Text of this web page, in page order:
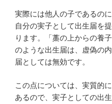
実際には他人の子であるの
自分の実子として出生届を
ります。「藁の上からの養
のような出生届は、虚偽の
届としては無効です。
この点については、実質的
あるので、実子としての出